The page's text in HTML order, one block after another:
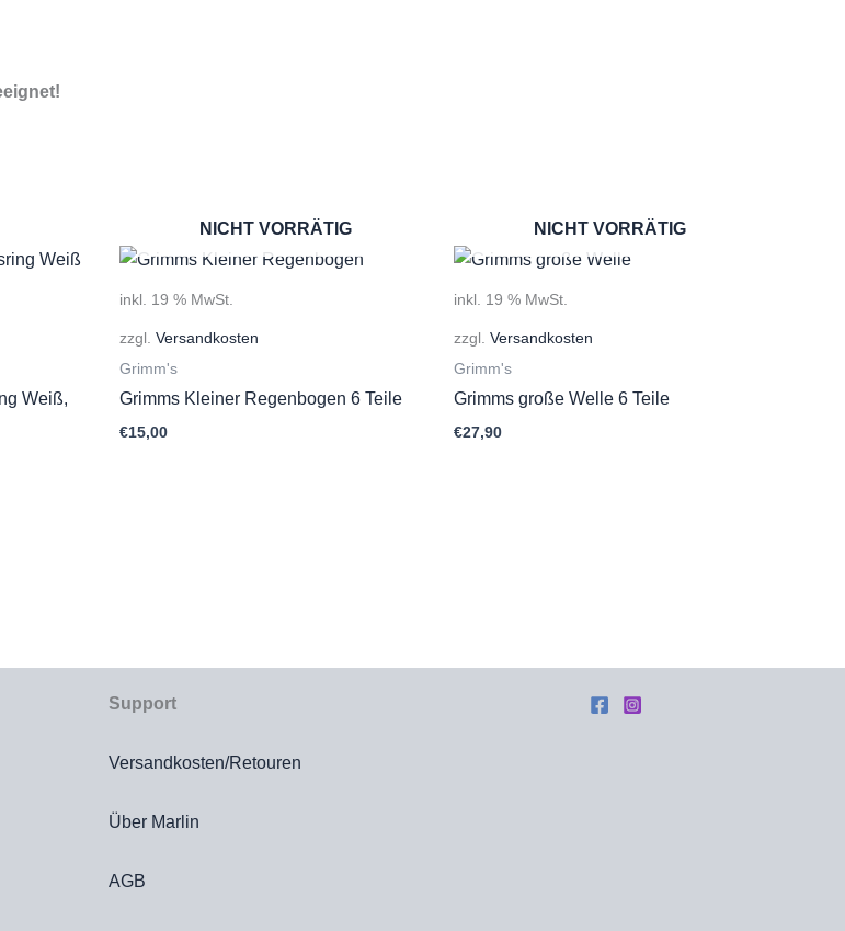
Weiß,
NICHT VORRÄTIG
inkl. 19 % MwSt.
zzgl. Versandkosten
Grimm's
Grimms Kleiner Regenbogen 6 Teile
€15,00
NICHT VORRÄTIG
inkl. 19 % MwSt.
zzgl. Versandkosten
Grimm's
Grimms große Welle 6 Teile
€27,90
Support
Versandkosten/Retouren
Über Marlin
AGB